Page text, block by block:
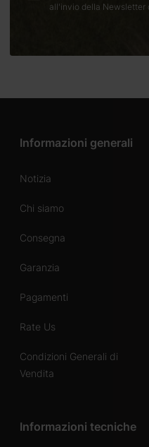
all'invio della Newsletter
Informazioni generali
Notizia
Chi siamo
Consegna
Garanzia
Pagamenti
Rate Us
Condizioni Generali di
Vendita
Informazioni tecniche